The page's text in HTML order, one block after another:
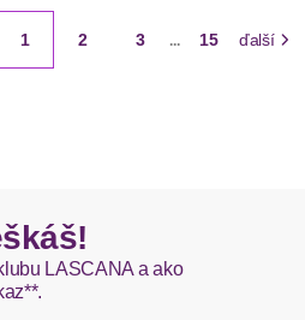
1 2 3 ... 15 ďalší
LASCANA a ako